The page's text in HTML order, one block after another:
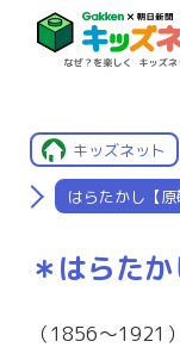
キッズネット
はらたかし【原
＊はらたか
（1856〜1921）